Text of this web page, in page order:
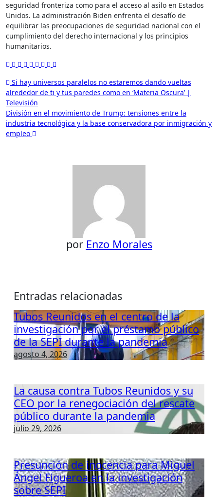
seguridad fronteriza como para el acceso al asilo en Estados
Unidos. La administración Biden enfrenta el desafío de
equilibrar las preocupaciones de seguridad nacional con el
cumplimiento del derecho internacional y los principios
humanitarios.
Navegación
de
entradas
Si hay universos paralelos no estaremos dando vueltas
alrededor de ti y tus paredes como en ‘Materia Oscura’ |
Televisión
División en el movimiento de Trump: tensiones entre la
industria tecnológica y la base conservadora por inmigración y
empleo
por Enzo Morales
Entradas relacionadas
Tubos Reunidos en el centro de la
investigación por el préstamo público
de la SEPI durante la pandemia
agosto 4, 2026
La causa contra Tubos Reunidos y su
CEO por la renegociación del rescate
público durante la pandemia
julio 29, 2026
Presunción de inocencia para Miguel
Ángel Figueroa en la investigación
sobre SEPI